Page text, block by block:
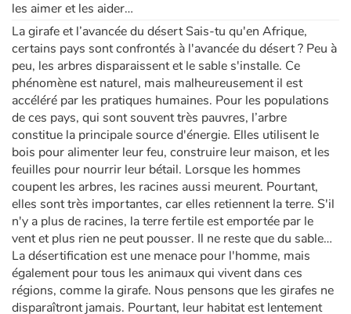
les aimer et les aider…
La girafe et l’avancée du désert Sais-tu qu'en Afrique,
certains pays sont confrontés à l'avancée du désert ? Peu à
peu, les arbres disparaissent et le sable s'installe. Ce
phénomène est naturel, mais malheureusement il est
accéléré par les pratiques humaines. Pour les populations
de ces pays, qui sont souvent très pauvres, l’arbre
constitue la principale source d'énergie. Elles utilisent le
bois pour alimenter leur feu, construire leur maison, et les
feuilles pour nourrir leur bétail. Lorsque les hommes
coupent les arbres, les racines aussi meurent. Pourtant,
elles sont très importantes, car elles retiennent la terre. S'il
n'y a plus de racines, la terre fertile est emportée par le
vent et plus rien ne peut pousser. Il ne reste que du sable…
La désertification est une menace pour l'homme, mais
également pour tous les animaux qui vivent dans ces
régions, comme la girafe. Nous pensons que les girafes ne
disparaîtront jamais. Pourtant, leur habitat est lentement